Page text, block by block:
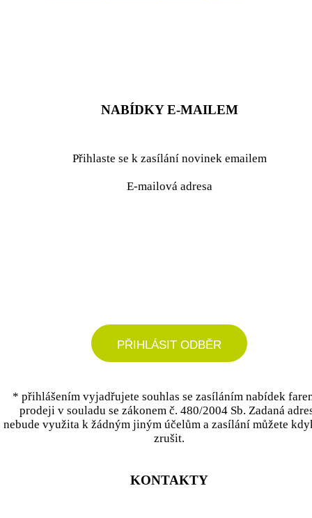
NABÍDKY E-MAILEM
Přihlaste se k zasílání novinek emailem
E-mailová adresa
PŘIHLÁSIT ODBĚR
* přihlášením vyjadřujete souhlas se zasíláním nabídek
prodeji v souladu se zákonem č. 480/2004 Sb. Zadaná
nebude využita k žádným jiným účelům a zasílání můžete
zrušit.
KONTAKTY